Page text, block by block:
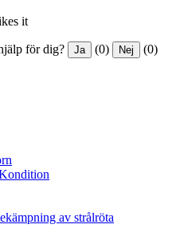
it
för dig? Ja (0) Nej (0)
av strålröta